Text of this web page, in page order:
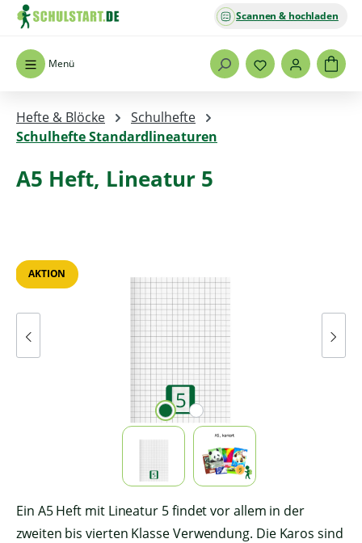
Zum Hauptinhalt springen
Menü
Scannen & hochladen
Hefte & Blöcke
Schulhefte
Schulhefte Standardlineaturen
A5 Heft, Lineatur 5
AKTION
Ein A5 Heft mit Lineatur 5 findet vor allem in der
zweiten bis vierten Klasse Verwendung. Die Karos sind